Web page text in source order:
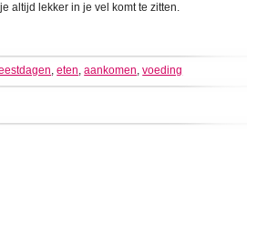
altijd lekker in je vel komt te zitten.
,eten,aankomen,voeding